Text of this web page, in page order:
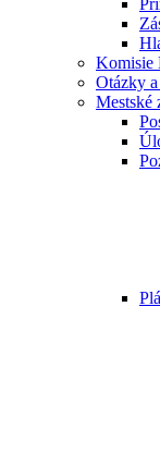
Komisie
Otázky
Mestské